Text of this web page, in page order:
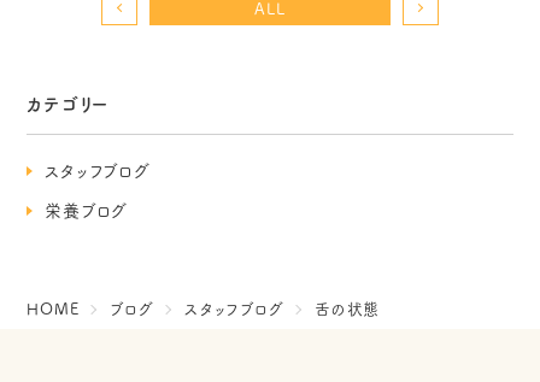
カテゴリー
スタッフブログ
栄養ブログ
ALL
HOME ブログ スタッフブログ 舌の状態